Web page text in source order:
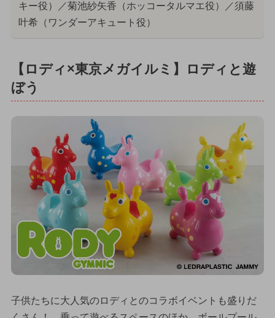
キー役）／菊池紗矢香（ホッコータルマエ役）／須藤
叶希（ワンダーアキュート役）
【ロディ×東京メガイルミ】ロディと遊
ぼう
子供たちに大人気のロディとのコラボイベントも盛りだ